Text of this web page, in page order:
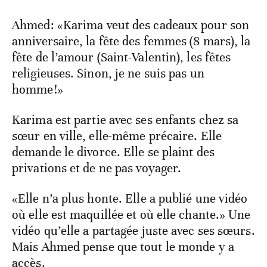
Ahmed: «Karima veut des cadeaux pour son
anniversaire, la fête des femmes (8 mars), la
fête de l’amour (Saint-Valentin), les fêtes
religieuses. Sinon, je ne suis pas un
homme!»
Karima est partie avec ses enfants chez sa
sœur en ville, elle-même précaire. Elle
demande le divorce. Elle se plaint des
privations et de ne pas voyager.
«Elle n’a plus honte. Elle a publié une vidéo
où elle est maquillée et où elle chante.» Une
vidéo qu’elle a partagée juste avec ses sœurs.
Mais Ahmed pense que tout le monde y a
accès.